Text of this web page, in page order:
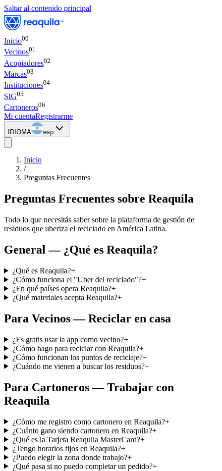
Saltar al contenido principal
Inicio00
Vecinos01
Acopiadores02
Marcas03
Instituciones04
SIG05
Cartoneros06
Mi cuentaRegistrarme
IDIOMA esp
Inicio
/
Preguntas Frecuentes
Preguntas Frecuentes sobre Reaquila
Todo lo que necesitás saber sobre la plataforma de gestión de
residuos que uberiza el reciclado en América Latina.
General — ¿Qué es Reaquila?
¿Qué es Reaquila?+
¿Cómo funciona el "Uber del reciclado"?+
¿En qué países opera Reaquila?+
¿Qué materiales acepta Reaquila?+
Para Vecinos — Reciclar en casa
¿Es gratis usar la app como vecino?+
¿Cómo hago para reciclar con Reaquila?+
¿Cómo funcionan los puntos de reciclaje?+
¿Cuándo me vienen a buscar los residuos?+
Para Cartoneros — Trabajar con
Reaquila
¿Cómo me registro como cartonero en Reaquila?+
¿Cuánto gano siendo cartonero en Reaquila?+
¿Qué es la Tarjeta Reaquila MasterCard?+
¿Tengo horarios fijos en Reaquila?+
¿Puedo elegir la zona donde trabajo?+
¿Qué pasa si no puedo completar un pedido?+